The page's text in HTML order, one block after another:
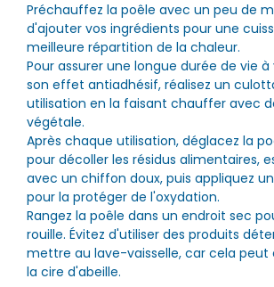
Préchauffez la poêle avec un peu de
d'ajouter vos ingrédients pour une
meilleure répartition de la chaleur.
Pour assurer une longue durée de vie
son effet antiadhésif, réalisez un
utilisation en la faisant chauffer avec
végétale.
Après chaque utilisation, déglacez la
pour décoller les résidus alimentaires,
avec un chiffon doux, puis appliquez
pour la protéger de l'oxydation.
Rangez la poêle dans un endroit sec
rouille. Évitez d'utiliser des produits
mettre au lave-vaisselle, car cela
la cire d'abeille.